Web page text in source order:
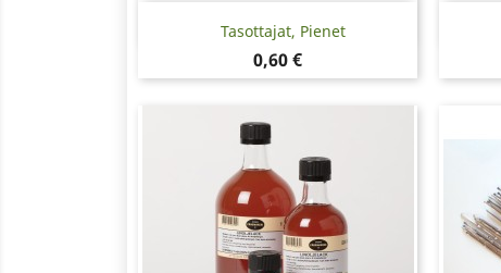
Tasottajat, Pienet
Hinta
0,60 €
Pikakatselu